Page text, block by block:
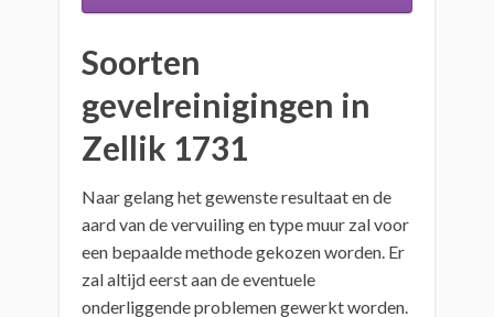
Soorten
gevelreinigingen in
Zellik 1731
Naar gelang het gewenste resultaat en de
aard van de vervuiling en type muur zal voor
een bepaalde methode gekozen worden. Er
zal altijd eerst aan de eventuele
onderliggende problemen gewerkt worden.